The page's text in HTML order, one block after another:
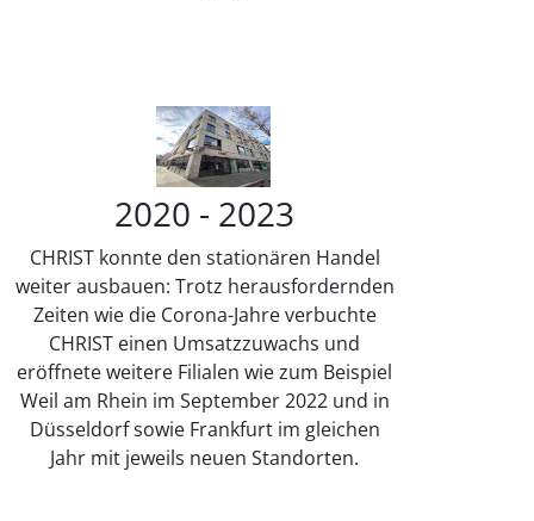
2020 - 2023
CHRIST konnte den stationären Handel
weiter ausbauen: Trotz herausfordernden
Zeiten wie die Corona-Jahre verbuchte
CHRIST einen Umsatzzuwachs und
eröffnete weitere Filialen wie zum Beispiel
Weil am Rhein im September 2022 und in
Düsseldorf sowie Frankfurt im gleichen
Jahr mit jeweils neuen Standorten.